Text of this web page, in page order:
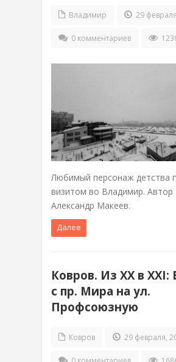
Владимир 29
0 комментариев
Любимый персонаж детства
визитом во Владимир.
Александр Макеев.
Далее
Ковров. Из XX в XXI:
с пр. Мира на ул.
Профсоюзную
Ковров 29 февраля,